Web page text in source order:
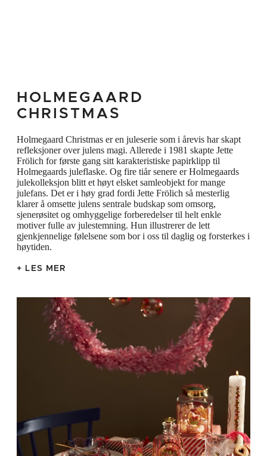
felles jul. I julen er det hjemmet som er
midtpunktet, og illustrasjonene på
julevannglassene gjenspeiler forventningens
glede når vi kryper sammen innendørs og
samles med familie og venner fra nær og
fjern.
HOLMEGAARD
CHRISTMAS
Holmegaard Christmas er en juleserie som i årevis har skapt
refleksjoner over julens magi. Allerede i 1981 skapte Jette
Frölich for første gang sitt karakteristiske papirklipp til
Holmegaards juleflaske. Og fire tiår senere er Holmegaards
julekolleksjon blitt et høyt elsket samleobjekt for mange
julefans. Det er i høy grad fordi Jette Frölich så mesterlig
klarer å omsette julens sentrale budskap som omsorg,
sjenerøsitet og omhyggelige forberedelser til helt enkle
motiver fulle av julestemning. Hun illustrerer de lett
gjenkjennelige følelsene som bor i oss til daglig og forsterkes i
høytiden.
+ LES MER